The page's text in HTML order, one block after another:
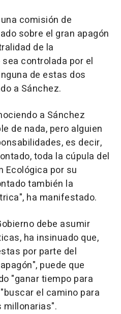
comisión de
sobre el gran apagón
de la
controlada por el
de estas dos
a Sánchez.
a Sánchez
de nada, pero alguien
es decir,
toda la cúpula del
Ecológica por su
también la
ha manifestado.
debe asumir
ha insinuado que,
por parte del
puede que
"ganar tiempo para
el camino para